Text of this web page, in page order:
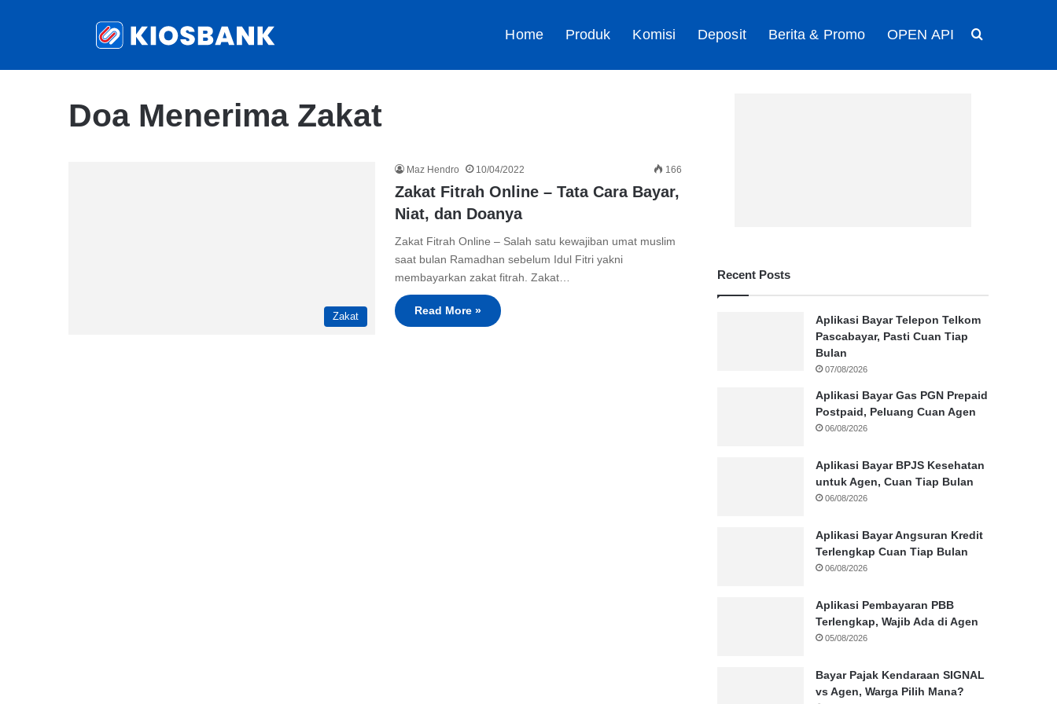
Home Produk Komisi Deposit Berita & Promo OPEN API
Doa Menerima Zakat
Zakat
Maz Hendro 10/04/2022 166
Zakat Fitrah Online – Tata Cara Bayar,
Niat, dan Doanya
Zakat Fitrah Online – Salah satu kewajiban umat muslim
saat bulan Ramadhan sebelum Idul Fitri yakni
membayarkan zakat fitrah. Zakat…
Read More »
Recent Posts
Aplikasi Bayar Telepon Telkom
Pascabayar, Pasti Cuan Tiap
Bulan
07/08/2026
Aplikasi Bayar Gas PGN Prepaid
Postpaid, Peluang Cuan Agen
06/08/2026
Aplikasi Bayar BPJS Kesehatan
untuk Agen, Cuan Tiap Bulan
06/08/2026
Aplikasi Bayar Angsuran Kredit
Terlengkap Cuan Tiap Bulan
06/08/2026
Aplikasi Pembayaran PBB
Terlengkap, Wajib Ada di Agen
05/08/2026
Bayar Pajak Kendaraan SIGNAL
vs Agen, Warga Pilih Mana?